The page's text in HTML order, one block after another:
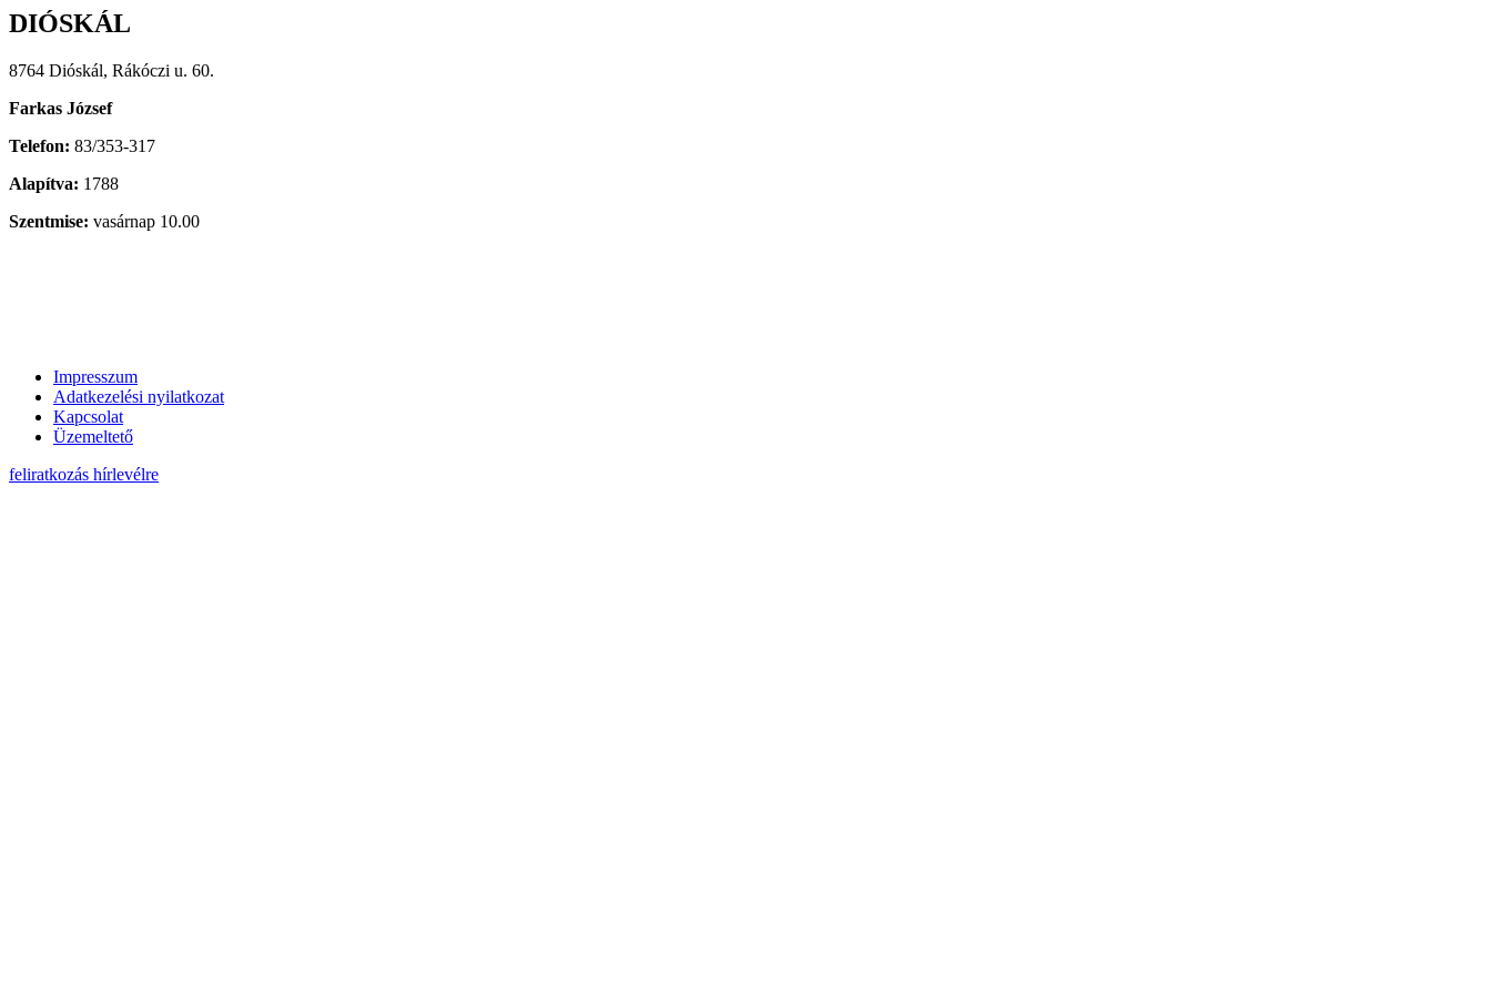
DIÓSKÁL
8764 Dióskál, Rákóczi u. 60.
Farkas József
Telefon: 83/353-317
Alapítva: 1788
Szentmise: vasárnap 10.00
Impresszum
Adatkezelési nyilatkozat
Kapcsolat
Üzemeltető
feliratkozás hírlevélre